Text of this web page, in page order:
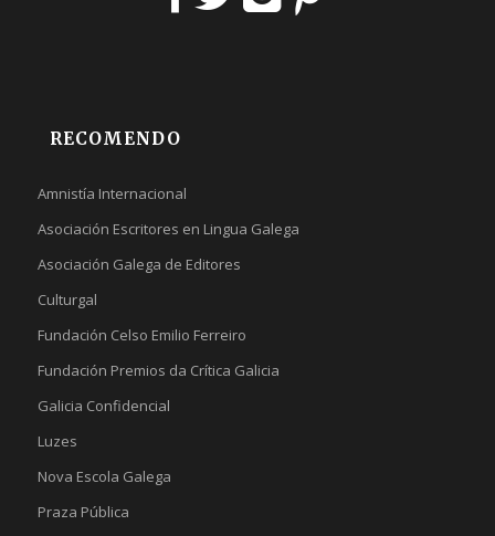
RECOMENDO
Amnistía Internacional
Asociación Escritores en Lingua Galega
Asociación Galega de Editores
Culturgal
Fundación Celso Emilio Ferreiro
Fundación Premios da Crítica Galicia
Galicia Confidencial
Luzes
Nova Escola Galega
Praza Pública